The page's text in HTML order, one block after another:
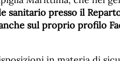
sanitario presso il
sul proprio profilo